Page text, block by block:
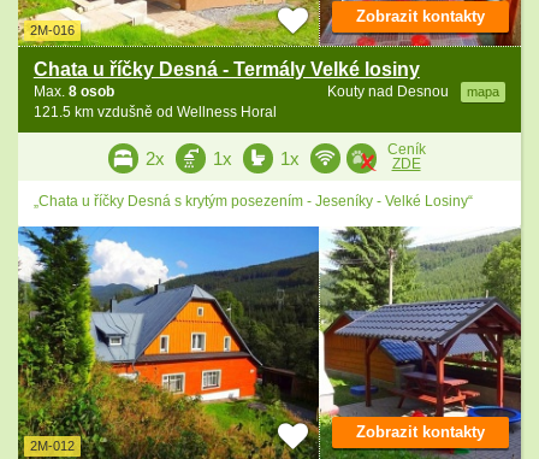
2M-016
Chata u říčky Desná - Termály Velké losiny
Kouty nad Desnou mapa
Max. 8 osob
121.5 km vzdušně od Wellness Horal
Zobrazit kontakty
2x 1x 1x
Ceník
ZDE
„Chata u říčky Desná s krytým posezením - Jeseníky - Velké Losiny“
2M-012
Zobrazit kontakty